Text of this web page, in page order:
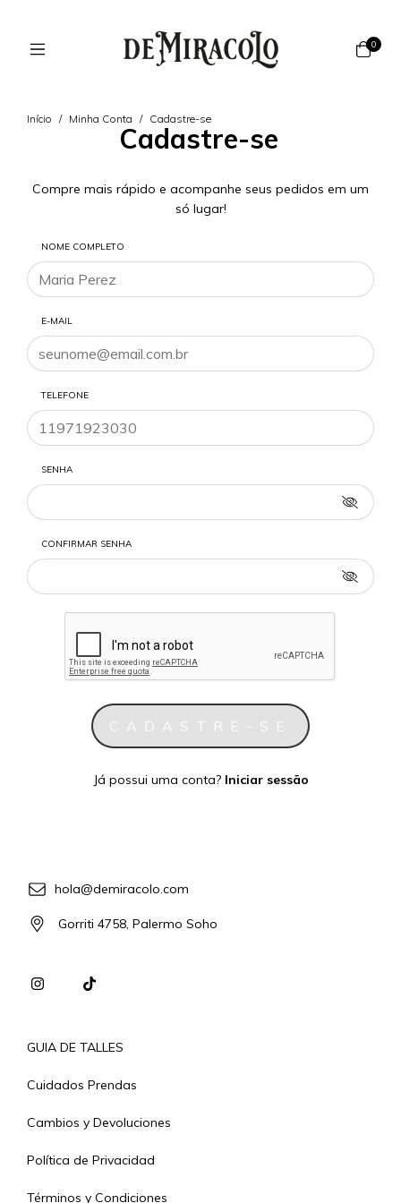
0
Início / Minha Conta / Cadastre-se
Cadastre-se
Compre mais rápido e acompanhe seus pedidos em um
só lugar!
NOME COMPLETO
E-MAIL
TELEFONE
SENHA
CONFIRMAR SENHA
Já possui uma conta? Iniciar sessão
hola@demiracolo.com
Gorriti 4758, Palermo Soho
GUIA DE TALLES
Cuidados Prendas
Cambios y Devoluciones
Política de Privacidad
Términos y Condiciones